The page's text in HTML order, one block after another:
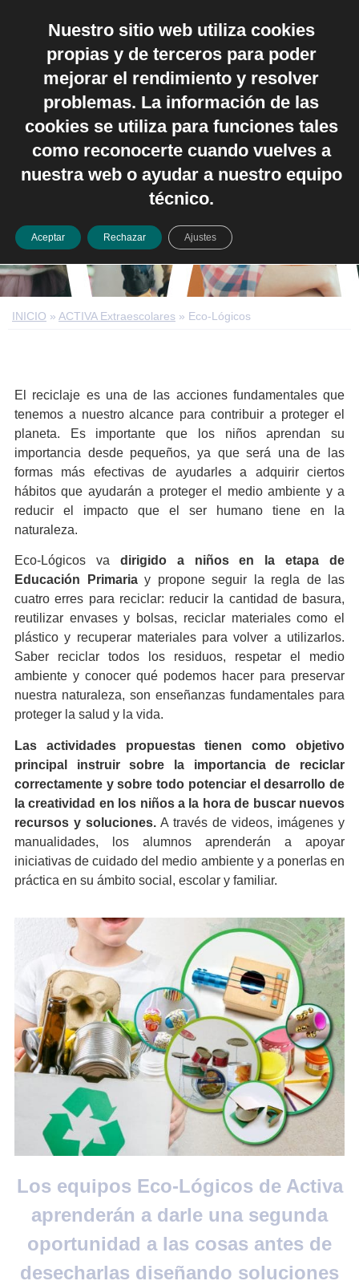
Español
Eco-Lógicos
INICIO » ACTIVA Extraescolares » Eco-Lógicos
El reciclaje es una de las acciones fundamentales que
tenemos a nuestro alcance para contribuir a proteger el
planeta. Es importante que los niños aprendan su
importancia desde pequeños, ya que será una de las
formas más efectivas de ayudarles a adquirir ciertos
hábitos que ayudarán a proteger el medio ambiente y a
reducir el impacto que el ser humano tiene en la
naturaleza.
Eco-Lógicos va dirigido a niños en la etapa de
Educación Primariay propone seguir la regla de las
cuatro erres para reciclar: reducir la cantidad de basura,
reutilizar envases y bolsas, reciclar materiales como el
plástico y recuperar materiales para volver a utilizarlos.
Saber reciclar todos los residuos, respetar el medio
ambiente y conocer qué podemos hacer para preservar
nuestra naturaleza, son enseñanzas fundamentales para
proteger la salud y la vida.
Las actividades propuestas tienen como objetivo
principal instruir sobre la importancia de reciclar
correctamente y sobre todo potenciar el desarrollo de
la creatividad en los niños a la hora de buscar nuevos
recursos y soluciones. A través de videos, imágenes y
manualidades, los alumnos aprenderán a apoyar
iniciativas de cuidado del medio ambiente y a ponerlas en
práctica en su ámbito social, escolar y familiar.
Los equipos Eco-Lógicos de Activa
aprenderán a darle una segunda
oportunidad a las cosas antes de
desecharlas diseñando soluciones
Nuestro sitio web utiliza cookies
propias y de terceros para poder
mejorar el rendimiento y resolver
problemas. La información de las
cookies se utiliza para funciones tales
como reconocerte cuando vuelves a
nuestra web o ayudar a nuestro equipo
técnico.
Aceptar Rechazar Ajustes